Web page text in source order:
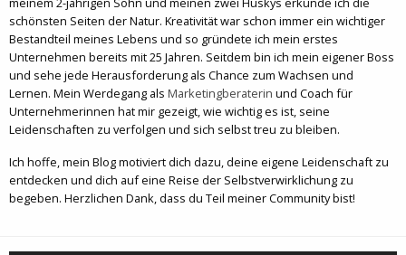
schönsten Seiten der Natur. Kreativität war schon immer ein wichtiger
Bestandteil meines Lebens und so gründete ich mein erstes
Unternehmen bereits mit 25 Jahren. Seitdem bin ich mein eigener Boss
und sehe jede Herausforderung als Chance zum Wachsen und
Lernen. Mein Werdegang als Marketingberaterin und Coach für
Unternehmerinnen hat mir gezeigt, wie wichtig es ist, seine
Leidenschaften zu verfolgen und sich selbst treu zu bleiben.
Ich hoffe, mein Blog motiviert dich dazu, deine eigene Leidenschaft zu
entdecken und dich auf eine Reise der Selbstverwirklichung zu
begeben. Herzlichen Dank, dass du Teil meiner Community bist!